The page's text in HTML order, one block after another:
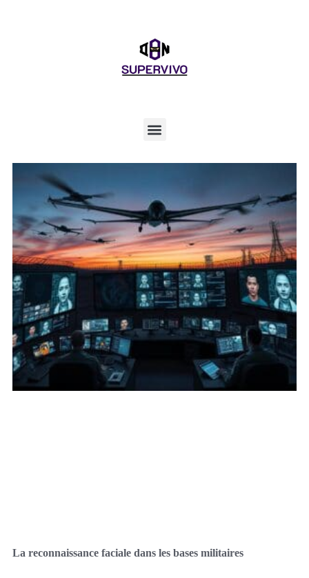
La reconnaissance faciale dans les bases militaires